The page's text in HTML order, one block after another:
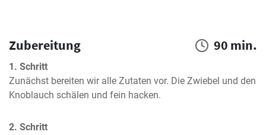
Zubereitung 90 min.
1. Schritt
Zunächst bereiten wir alle Zutaten vor. Die Zwiebel und den
Knoblauch schälen und fein hacken.
2. Schritt